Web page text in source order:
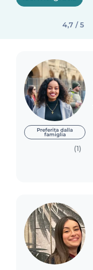
4,7 / 5
Preferita dalla
famiglia
(1)